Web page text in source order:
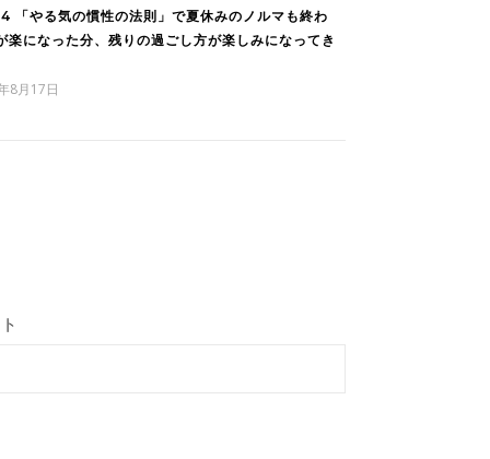
「やる気の慣性の法則」で夏休みのノルマも終わ
楽になった分、残りの過ごし方が楽しみになってき
8月17日